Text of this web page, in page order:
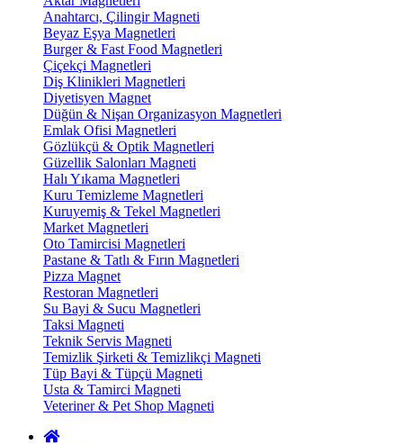
Anahtarcı, Çilingir Magneti
Beyaz Eşya Magnetleri
Burger & Fast Food Magnetleri
Çiçekçi Magnetleri
Diş Klinikleri Magnetleri
Diyetisyen Magnet
Düğün & Nişan Organizasyon Magnetleri
Emlak Ofisi Magnetleri
Gözlükçü & Optik Magnetleri
Güzellik Salonları Magneti
Halı Yıkama Magnetleri
Kuru Temizleme Magnetleri
Kuruyemiş & Tekel Magnetleri
Market Magnetleri
Oto Tamircisi Magnetleri
Pastane & Tatlı & Fırın Magnetleri
Pizza Magnet
Restoran Magnetleri
Su Bayi & Sucu Magnetleri
Taksi Magneti
Teknik Servis Magneti
Temizlik Şirketi & Temizlikçi Magneti
Tüp Bayi & Tüpçü Magneti
Usta & Tamirci Magneti
Veteriner & Pet Shop Magneti